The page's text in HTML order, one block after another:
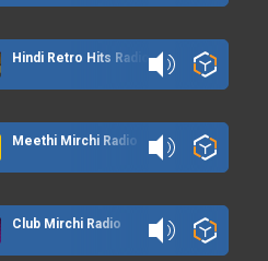
Hindi Retro Hits Radio
Meethi Mirchi Radio
Club Mirchi Radio